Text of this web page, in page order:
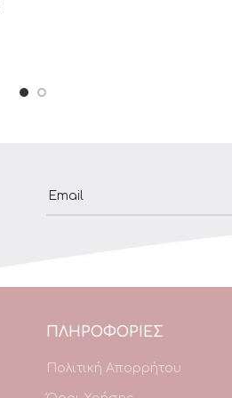
ΠΛΗΡΟΦΟΡΙΕΣ
Πολιτική Απορρήτου